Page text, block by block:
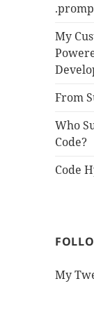
My
From
Who
Code?
Code
My